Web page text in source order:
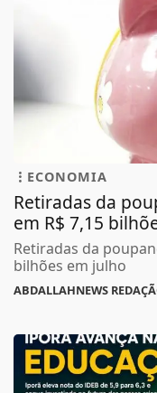
ECONOMIA
Retiradas da
em R$ 7,15
Retiradas da
bilhões em julho
ABDALLAHNEWS